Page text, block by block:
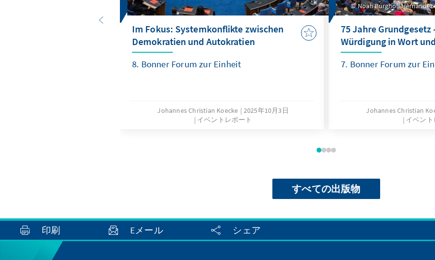
Im Fokus: Systemkonflikte zwischen
Demokratien und Autokratien
8. Bonner Forum zur Einheit
Johannes Christian Koecke
2025年10月3日
イベントレポート
Noah Burghoff Hernández
75 Jahre Grundgesetz
Würdigung in Wort
7. Bonner Forum zur
Johannes Christian
イベント
すべての出版物
印刷 Eメール シェア